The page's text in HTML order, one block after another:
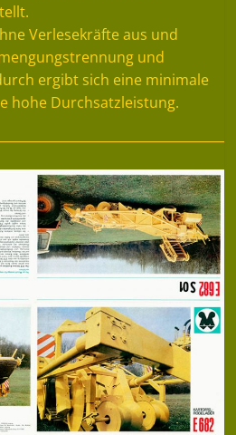
Verlesekräfte aus und
und
ergibt sich eine minimale
hohe Durchsatzleistung.